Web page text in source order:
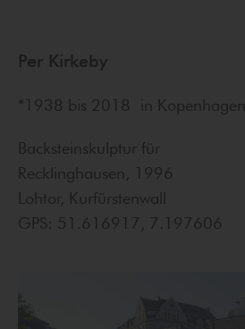
Per Kirkeby
*1938 bis 2018 in Kopenhagen
Backsteinskulptur für
Recklinghausen, 1996
Lohtor, Kurfürstenwall
GPS: 51.616917, 7.197606